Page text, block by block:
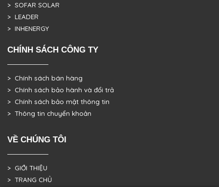
> SOFAR SOLAR
> LEADER
> INHENERGY
CHÍNH SÁCH CÔNG TY
> Chính sách bán hàng
> Chính sách bảo hành và đổi trả
> Chính sách bảo mật thông tin
> Thông tin chuyển khoản
VỀ CHÚNG TÔI
> GIỚI THIỆU
> TRANG CHỦ